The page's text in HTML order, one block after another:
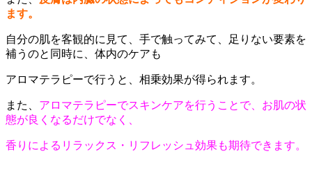
ます。
自分の肌を客観的に見て、手で触ってみて、足りない要素を
補うのと同時に、体内のケアも
アロマテラピーで行うと、相乗効果が得られます。
また、 アロマテラピーでスキンケアを行うことで、お肌の状
態が良くなるだけでなく、
香りによるリラックス・リフレッシュ効果も期待できます。